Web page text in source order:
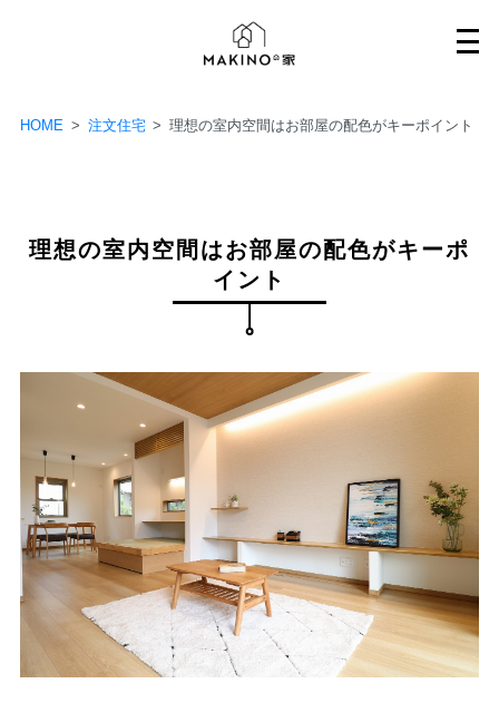
HOME > 注文住宅 > 理想の室内空間はお部屋の配色がキーポイント
理想の室内空間はお部屋の配色がキーポ
イント